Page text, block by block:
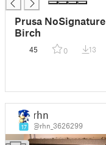
Prusa NoSignature
Birch
45 0 13
17
rhn
@rhn_3626299